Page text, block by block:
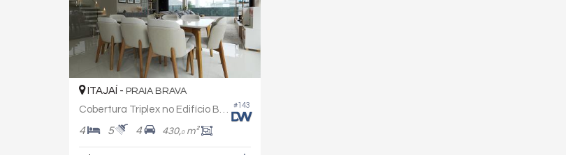
#143
ITAJAÍ - PRAIA BRAVA
4 5 4 430,0m²